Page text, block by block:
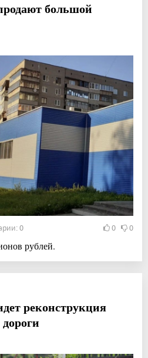
большой
0 0 0
рублей.
реконструкция